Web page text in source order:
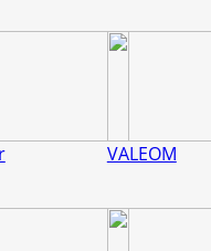
VALEOM